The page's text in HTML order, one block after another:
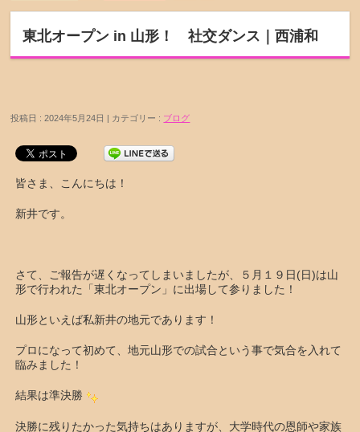
東北オープン in 山形！ 社交ダンス｜西浦和
投稿日 : 2024年5月24日 | カテゴリー : ブログ
皆さま、こんにちは！
新井です。
さて、ご報告が遅くなってしまいましたが、５月１９日(日)は山
形で行われた「東北オープン」に出場して参りました！
山形といえば私新井の地元であります！
プロになって初めて、地元山形での試合という事で気合を入れて
臨みました！
結果は準決勝
決勝に残りたかった気持ちはありますが、大学時代の恩師や家族